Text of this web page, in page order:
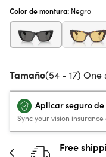
Color de montura: Negro
Tamaño(54 - 17) One
Aplicar seguro de
Sync your vision
Free